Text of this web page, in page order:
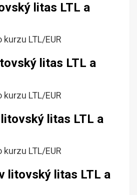
litas LTL a
litas LTL a
litas LTL a
litovský litas LTL a